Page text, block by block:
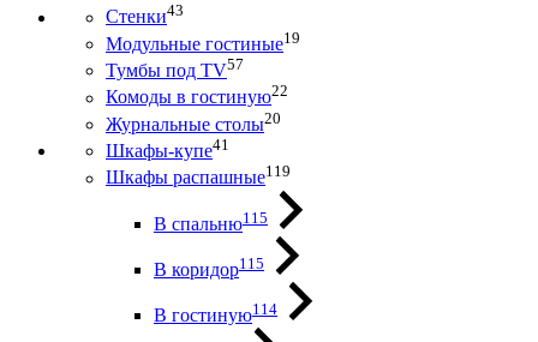
Стенки43
Модульные гостиные19
Тумбы под ТV57
Комоды в гостиную22
Журнальные столы20
Шкафы-купе41
Шкафы распашные119
В спальню115
В коридор115
В гостиную114